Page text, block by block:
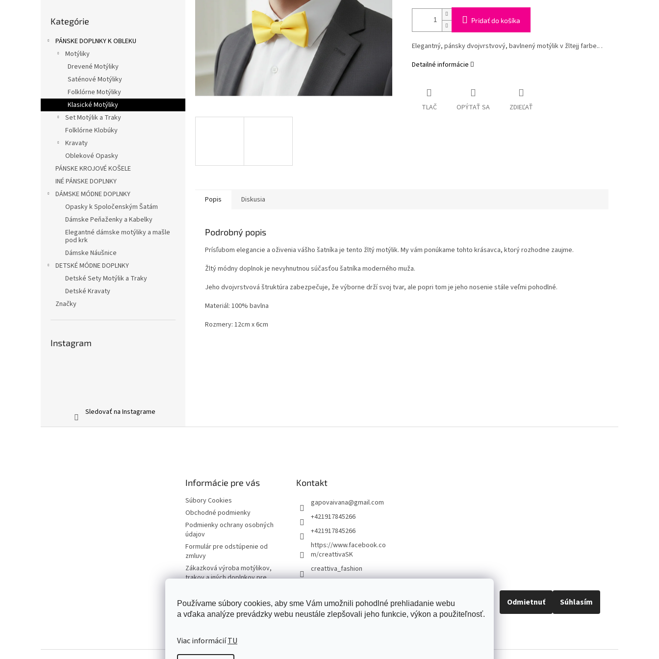
Používame súbory cookies, aby sme Vám umožnili pohodlné prehliadanie webu
a vďaka analýze prevádzky webu neustále zlepšovali jeho funkcie, výkon a použiteľnosť.
Viac informáciíTU
Odmietnuť Súhlasím
kategórie
Kategórie
PÁNSKE DOPLNKY K OBLEKU
Motýliky
Drevené Motýliky
Saténové Motýliky
Folklórne Motýliky
Klasické Motýliky
Set Motýlik a Traky
Folklórne Klobúky
Kravaty
Oblekové Opasky
PÁNSKE KROJOVÉ KOŠELE
INÉ PÁNSKE DOPLNKY
DÁMSKE MÓDNE DOPLNKY
Opasky k Spoločenským Šatám
Dámske Peňaženky a Kabelky
Elegantné dámske motýliky a mašle
pod krk
Dámske Náušnice
DETSKÉ MÓDNE DOPLNKY
Detské Sety Motýlik a Traky
Detské Kravaty
Značky
Instagram
Sledovať na Instagrame
Pridať do košíka
Elegantný, pánsky dvojvrstvový, bavlnený motýlik v žltejj farbe.. .
Detailné informácie
TLAČ OPÝTAŤ SA ZDIEĽAŤ
Popis Diskusia
Podrobný popis
Prísľubom elegancie a oživenia vášho šatníka je tento žltý motýlik. My vám ponúkame tohto krásavca, ktorý rozhodne zaujme.
Žltý módny doplnok je nevyhnutnou súčasťou šatníka moderného muža.
Jeho dvojvrstvová štruktúra zabezpečuje, že výborne drží svoj tvar, ale popri tom je jeho nosenie stále veľmi pohodlné.
Materiál: 100% bavlna
Rozmery: 12cm x 6cm
Informácie pre vás
Súbory Cookies
Obchodné podmienky
Podmienky ochrany osobných
údajov
Formulár pre odstúpenie od
zmluvy
Zákazková výroba motýlikov,
trakov a iných doplnkov pre
Kontakt
gapovaivana@gmail.com
+421917845266
+421917845266
https://www.facebook.co
m/creattivaSK
creattiva_fashion